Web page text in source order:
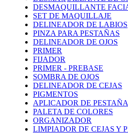
DESMAQUILLANTE
SET DE MAQUILLAJE
DELINEADOR DE LABIOS
PINZA PARA PESTAÑAS
DELINEADOR DE OJOS
PRIMER
FIJADOR
PRIMER - PREBASE
SOMBRA DE OJOS
DELINEADOR DE CEJAS
PIGMENTOS
APLICADOR DE
PALETA DE COLORES
ORGANIZADOR
LIMPIADOR DE CEJAS Y